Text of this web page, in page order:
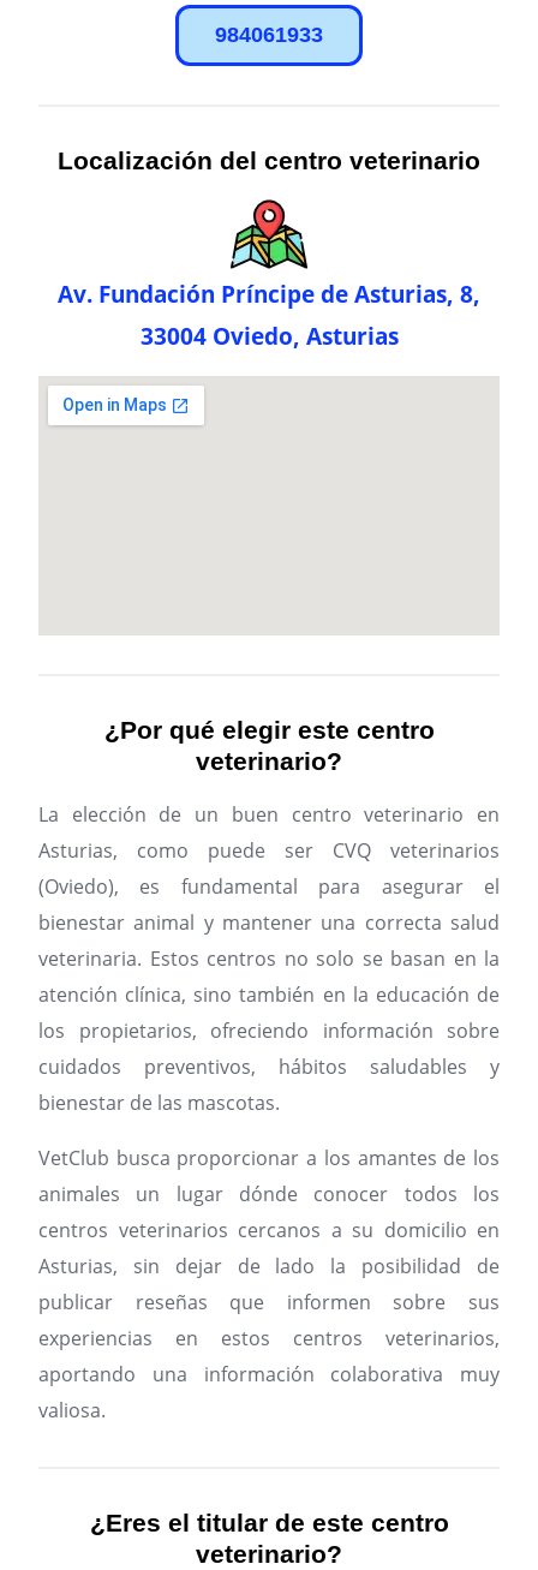
984061933
Localización del centro veterinario
Av. Fundación Príncipe de Asturias, 8,
33004 Oviedo, Asturias
¿Por qué elegir este centro
veterinario?
La elección de un buen centro veterinario en
Asturias, como puede ser CVQ veterinarios
(Oviedo), es fundamental para asegurar el
bienestar animal y mantener una correcta salud
veterinaria. Estos centros no solo se basan en la
atención clínica, sino también en la educación de
los propietarios, ofreciendo información sobre
cuidados preventivos, hábitos saludables y
bienestar de las mascotas.
VetClub busca proporcionar a los amantes de los
animales un lugar dónde conocer todos los
centros veterinarios cercanos a su domicilio en
Asturias, sin dejar de lado la posibilidad de
publicar reseñas que informen sobre sus
experiencias en estos centros veterinarios,
aportando una información colaborativa muy
valiosa.
¿Eres el titular de este centro
veterinario?